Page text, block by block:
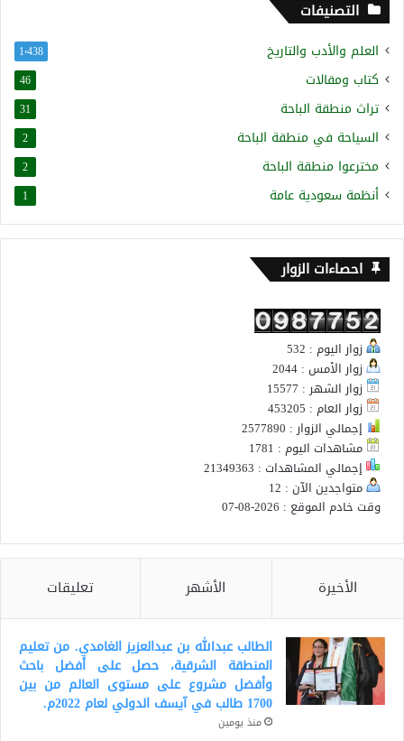
التصنيفات
العلم والأدب والتاريخ 1٬438
كتاب ومقالات 46
تراث منطقة الباحة 31
السياحة في منطقة الباحة 2
مخترعوا منطقة الباحة 2
أنظمة سعودية عامة 1
احصاءات الزوار
زوار اليوم : 532
زوار الأمس : 2044
زوار الشهر : 15577
زوار العام : 453205
إجمالي الزوار : 2577890
مشاهدات اليوم : 1781
إجمالي المشاهدات : 21349363
متواجدين الآن : 12
وقت خادم الموقع : 2026-08-07
الأخيرة الأشهر تعليقات
الطالب عبدالله بن عبدالعزيز الغامدي. من تعليم
المنطقة الشرقية، حصل على أفضل باحث
وأفضل مشروع على مستوى العالم من بين
1700 طالب في آيسف الدولي لعام 2022م.
منذ يومين